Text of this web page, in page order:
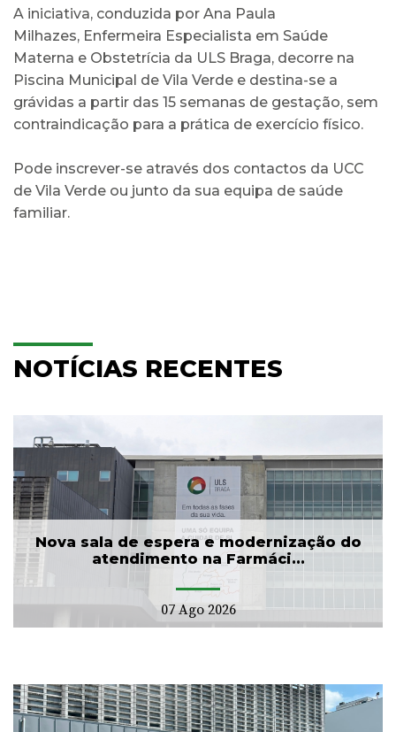
A iniciativa, conduzida por Ana Paula
Milhazes, Enfermeira Especialista em Saúde
Materna e Obstetrícia da ULS Braga, decorre na
Piscina Municipal de Vila Verde e destina-se a
grávidas a partir das 15 semanas de gestação, sem
contraindicação para a prática de exercício físico.
Pode inscrever-se através dos contactos da UCC
de Vila Verde ou junto da sua equipa de saúde
familiar.
NOTÍCIAS RECENTES
Nova sala de espera e modernização do
atendimento na Farmáci...
07 Ago 2026